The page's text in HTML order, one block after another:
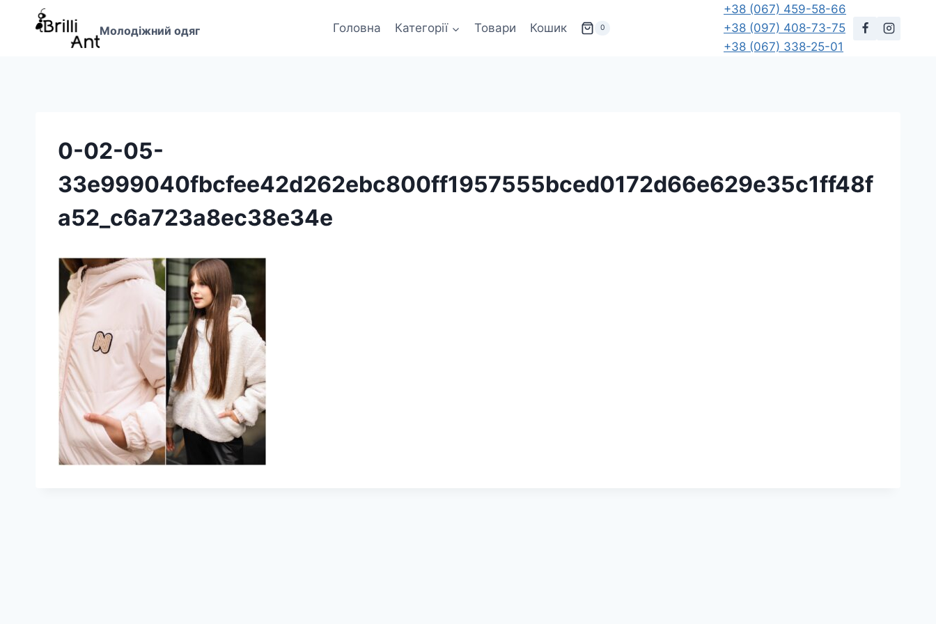
Перейти
Молодіжний одяг Головна Категорії Товари Кошик 0
+38 (067) 459-58-66
+38 (097) 408-73-75
+38 (067) 338-25-01
0-02-05-
33e999040fbcfee42d262ebc800ff1957555bced0172d66e629e35c1ff48f
a52_c6a723a8ec38e34e